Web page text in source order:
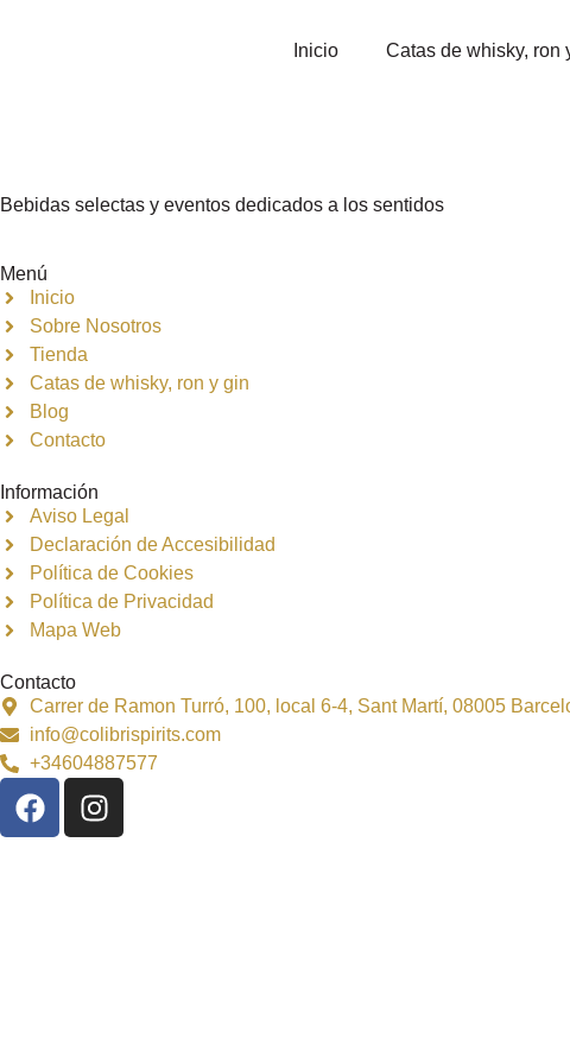
Inicio Catas de whisky, ron
Bebidas selectas y eventos dedicados a los sentidos
Menú
Inicio
Sobre Nosotros
Tienda
Catas de whisky, ron y gin
Blog
Contacto
Información
Aviso Legal
Declaración de Accesibilidad
Política de Cookies
Política de Privacidad
Mapa Web
Contacto
Carrer de Ramon Turró, 100, local 6-4, Sant Martí, 08005
info@colibrispirits.com
+34604887577